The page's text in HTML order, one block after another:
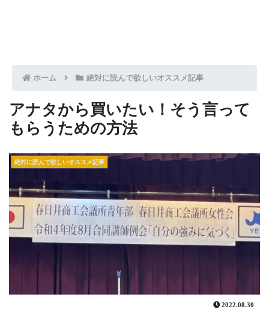
ホーム 絶対に読んで欲しいオススメ記事
アナタから買いたい！そう言って
もらうための方法
絶対に読んで欲しいオススメ記事
2022.08.30